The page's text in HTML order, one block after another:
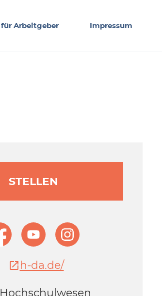
für Arbeitgeber Impressum
STELLEN
h-da.de/
Hochschulwesen